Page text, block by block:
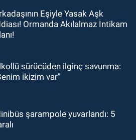
Eşiyle Yasak Aşk
Ormanda Akılalmaz İntikam
sürücüden ilginç savunma:
ikizim var"
şarampole yuvarlandı: 5